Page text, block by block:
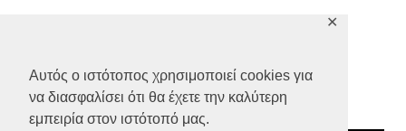
Αυτός ο ιστότοπος χρησιμοποιεί cookies για
να διασφαλίσει ότι θα έχετε την καλύτερη
εμπειρία στον ιστότοπό μας.
✕